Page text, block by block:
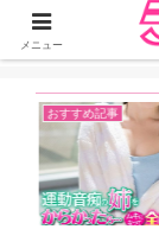
ジーオーティーが運
DMMア
AV女優
メニュー